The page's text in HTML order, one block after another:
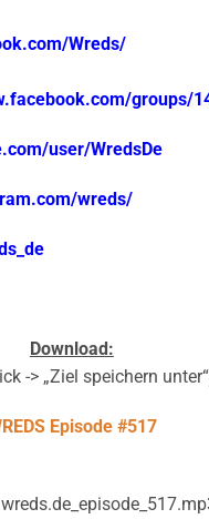
Wreds/
groups/
user/WredsDe
wreds/
Download:
-> „Ziel speichern
Episode #517